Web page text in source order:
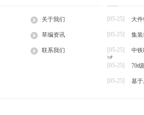
阳的热辐射来获得热量的，夜
依...
一、品种
湿热、耐
草棒
大棚草
草袋
草绳
草片
关于我们
草编资讯
联系我们
[05-25] 大
[05-25] 集
[05-25]
中
试
[05-25]
70t
[05-25] 基